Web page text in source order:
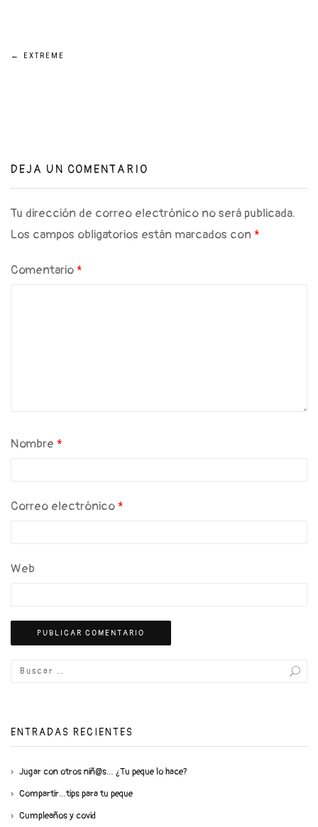
Navegación
← EXTREME
DEJA UN COMENTARIO
Tu dirección de correo electrónico no será publicada.
Los campos obligatorios están marcados con *
Comentario *
Nombre *
Correo electrónico *
Web
ENTRADAS RECIENTES
Jugar con otros niñ@s… ¿Tu peque lo hace?
Compartir…tips para tu peque
Cumpleaños y covid